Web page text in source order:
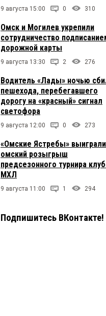
9 августа 15:00 0 310
Омск и Могилев укрепили
сотрудничество
дорожной карты
9 августа 13:30 2 276
Водитель «Лады» ночью
пешехода, перебегавшего
дорогу на «красный» сигнал
светофора
9 августа 12:00 0 273
«Омские Ястребы»
омский розыгрыш
предсезонного турнира
МХЛ
9 августа 11:00 1 294
Подпишитесь ВКонтакте!